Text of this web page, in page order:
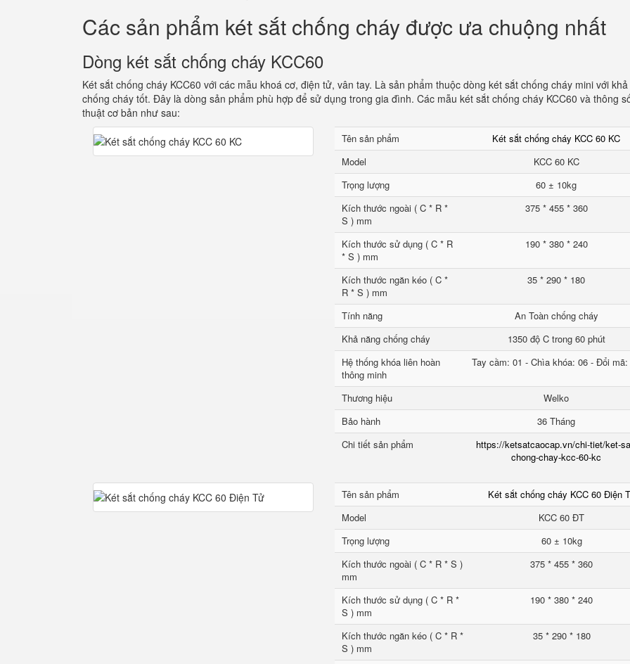
Các sản phẩm két sắt chống cháy được ưa chuộng nhất
Dòng két sắt chống cháy KCC60
Két sắt chống cháy KCC60 với các mẫu khoá cơ, điện tử, vân tay. Là sản phẩm thuộc dòng két sắt chống cháy mini với
chống cháy tốt. Đây là dòng sản phẩm phù hợp để sử dụng trong gia đình. Các mẫu két sắt chống cháy KCC60 và thông
thuật cơ bản như sau:
Tên sản phẩm
Két sắt chống cháy KCC 60 KC
Model
KCC 60 KC
Trọng lượng
60 ± 10kg
Kích thước ngoài ( C * R *
S ) mm
375 * 455 * 360
Kích thước sử dụng ( C * R
* S ) mm
190 * 380 * 240
Kích thước ngăn kéo ( C *
R * S ) mm
35 * 290 * 180
Tính năng
An Toàn chống cháy
Khả năng chống cháy
1350 độ C trong 60 phút
Hệ thống khóa liên hoàn
thông minh
Tay cầm: 01 - Chìa khóa: 06 - Đổi mã:
Thương hiệu
Welko
Bảo hành
36 Tháng
Chi tiết sản phẩm
https://ketsatcaocap.vn/chi-tiet/ket-
chong-chay-kcc-60-kc
Tên sản phẩm
Két sắt chống cháy KCC 60 Điện
Model
KCC 60 ĐT
Trọng lượng
60 ± 10kg
Kích thước ngoài ( C * R * S )
mm
375 * 455 * 360
Kích thước sử dụng ( C * R *
S ) mm
190 * 380 * 240
Kích thước ngăn kéo ( C * R *
S ) mm
35 * 290 * 180